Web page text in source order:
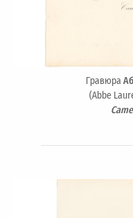
Гравюра
(Abbe